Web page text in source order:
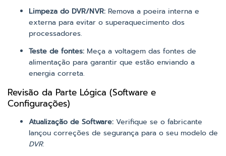
Limpeza do DVR/NVR: Remova a poeira interna e
externa para evitar o superaquecimento dos
processadores.
Teste de fontes: Meça a voltagem das fontes de
alimentação para garantir que estão enviando a
energia correta.
Revisão da Parte Lógica (Software e
Configurações)
Atualização de Software: Verifique se o fabricante
lançou correções de segurança para o seu modelo de
DVR.